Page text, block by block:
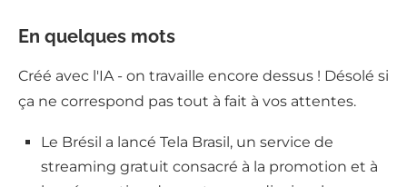
En quelques mots
Créé avec l'IA - on travaille encore dessus ! Désolé si
ça ne correspond pas tout à fait à vos attentes.
Le Brésil a lancé Tela Brasil, un service de
streaming gratuit consacré à la promotion et à